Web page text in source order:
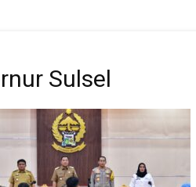
Sulsel